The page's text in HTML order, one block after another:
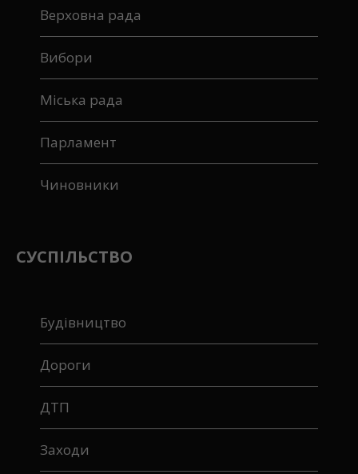
Верховна рада
Вибори
Міська рада
Парламент
Чиновники
СУСПІЛЬСТВО
Будівництво
Дороги
ДТП
Заходи